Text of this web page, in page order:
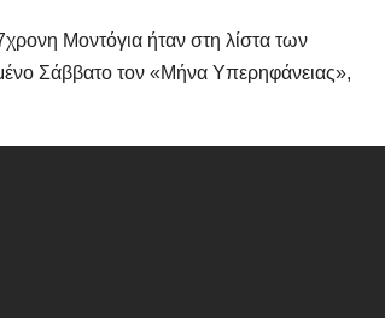
Μοντόγια ήταν στη λίστα των
Σάββατο τον «Μήνα Υπερηφάνειας»,